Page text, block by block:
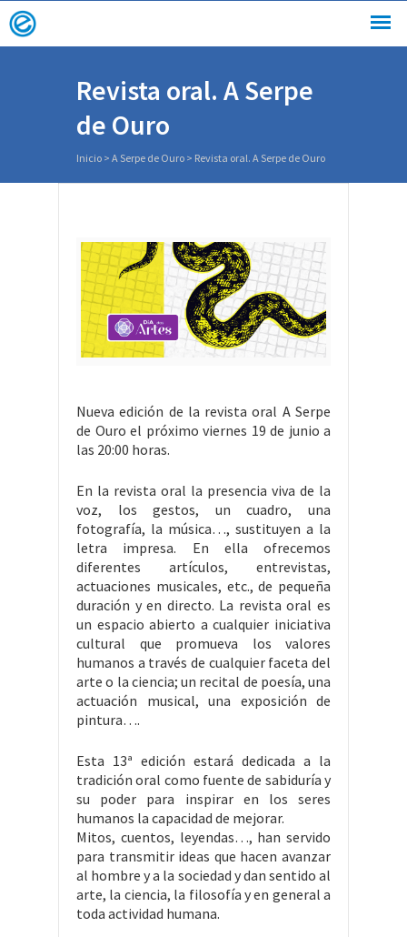
Revista oral. A Serpe
de Ouro
Inicio > A Serpe de Ouro > Revista oral. A Serpe de Ouro
Nueva edición de la revista oral A Serpe
de Ouro el próximo viernes 19 de junio a
las 20:00 horas.
En la revista oral la presencia viva de la
voz, los gestos, un cuadro, una
fotografía, la música…, sustituyen a la
letra impresa. En ella ofrecemos
diferentes artículos, entrevistas,
actuaciones musicales, etc., de pequeña
duración y en directo. La revista oral es
un espacio abierto a cualquier iniciativa
cultural que promueva los valores
humanos a través de cualquier faceta del
arte o la ciencia; un recital de poesía, una
actuación musical, una exposición de
pintura….
Esta 13ª edición estará dedicada a la
tradición oral como fuente de sabiduría y
su poder para inspirar en los seres
humanos la capacidad de mejorar.
Mitos, cuentos, leyendas…, han servido
para transmitir ideas que hacen avanzar
al hombre y a la sociedad y dan sentido al
arte, la ciencia, la filosofía y en general a
toda actividad humana.